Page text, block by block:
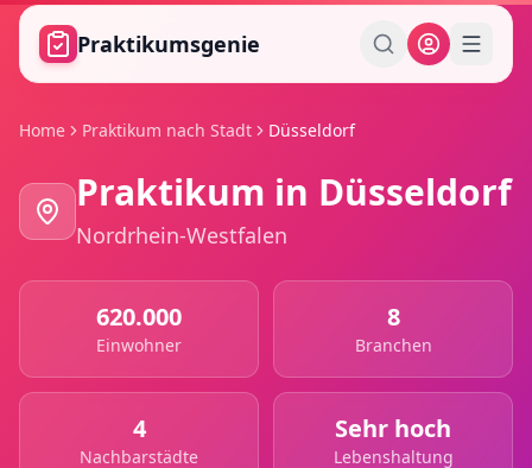
Zum Hauptinhalt springen
Praktikumsgenie
Home Praktikum nach Stadt Düsseldorf
Praktikum in Düsseldorf
Nordrhein-Westfalen
620.000
Einwohner
8
Branchen
4
Nachbarstädte
Sehr hoch
Lebenshaltung